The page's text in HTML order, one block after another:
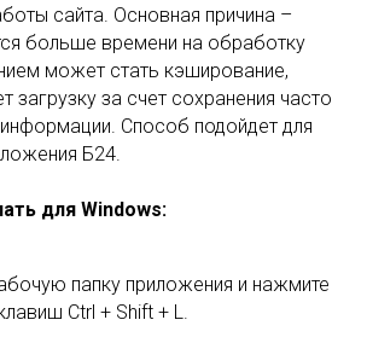
сайта. Основная причина –
больше времени на обработку
может стать кэширование,
загрузку за счет сохранения часто
Способ подойдет для
Б24.
для Windows:
папку приложения и нажмите
Ctrl + Shift + L.